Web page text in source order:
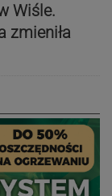
Wiśle.
zmieniła